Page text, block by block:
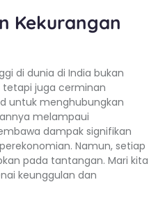
Kekurangan
di dunia di India bukan
tetapi juga cerminan
untuk menghubungkan
melampaui
dampak signifikan
Namun, setiap
pada tantangan. Mari kita
keunggulan dan